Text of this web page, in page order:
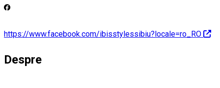
https://www.facebook.com/ibisstylessibiu?locale=ro_RO
Despre